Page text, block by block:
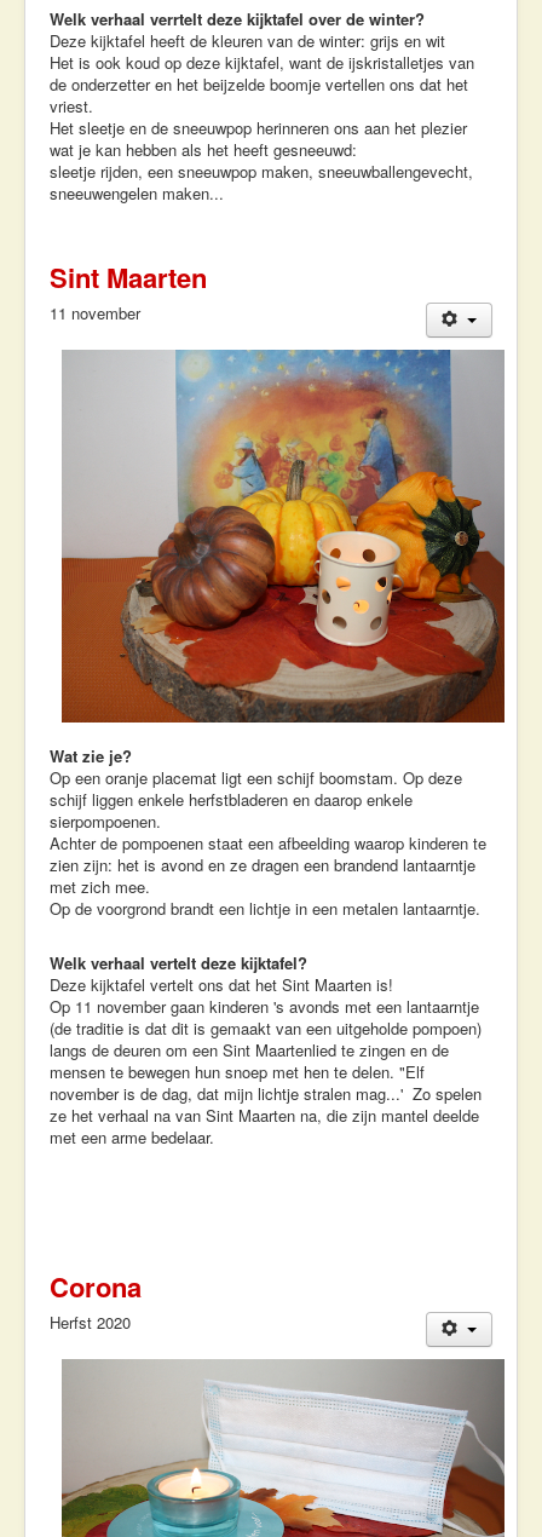
Welk verhaal verrtelt deze kijktafel over de winter?
Deze kijktafel heeft de kleuren van de winter: grijs en wit
Het is ook koud op deze kijktafel, want de ijskristalletjes van
de onderzetter en het beijzelde boomje vertellen ons dat het
vriest.
Het sleetje en de sneeuwpop herinneren ons aan het plezier
wat je kan hebben als het heeft gesneeuwd:
sleetje rijden, een sneeuwpop maken, sneeuwballengevecht,
sneeuwengelen maken...
Sint Maarten
11 november
Wat zie je?
Op een oranje placemat ligt een schijf boomstam. Op deze
schijf liggen enkele herfstbladeren en daarop enkele
sierpompoenen.
Achter de pompoenen staat een afbeelding waarop kinderen te
zien zijn: het is avond en ze dragen een brandend lantaarntje
met zich mee.
Op de voorgrond brandt een lichtje in een metalen lantaarntje.
Welk verhaal vertelt deze kijktafel?
Deze kijktafel vertelt ons dat het Sint Maarten is!
Op 11 november gaan kinderen 's avonds met een lantaarntje
(de traditie is dat dit is gemaakt van een uitgeholde pompoen)
langs de deuren om een Sint Maartenlied te zingen en de
mensen te bewegen hun snoep met hen te delen. "Elf
november is de dag, dat mijn lichtje stralen mag...' Zo spelen
ze het verhaal na van Sint Maarten na, die zijn mantel deelde
met een arme bedelaar.
Corona
Herfst 2020